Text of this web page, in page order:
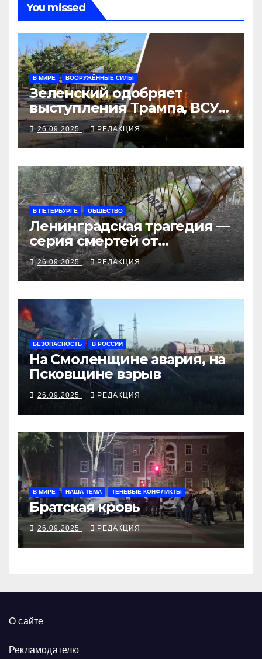
You missed
В МИРЕ ВООРУЖЁННЫЕ СИЛЫ
Зеленский одобряет
выступления Трампа, ВСУ
закрыли Добропольский
рубеж
26.09.2025 РЕДАКЦИЯ
В ПЕТЕРБУРГЕ ОБЩЕСТВО
Ленинградская трагедия —
серия смертей от
алкосуррогата
26.09.2025 РЕДАКЦИЯ
БЕЗОПАСНОСТЬ В РОССИИ
На Смоленщине авария, на
Псковщине взрыв
26.09.2025 РЕДАКЦИЯ
В МИРЕ НАША ТЕМА ТЕНЕВЫЕ КОНФЛИКТЫ
Братская кровь
26.09.2025 РЕДАКЦИЯ
О сайте
Рекламодателю